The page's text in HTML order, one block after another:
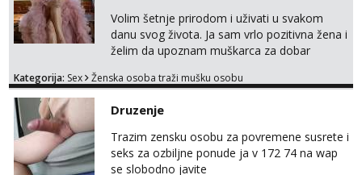
Volim šetnje prirodom i uživati u svakom
danu svog života. Ja sam vrlo pozitivna žena i
želim da upoznam muškarca za dobar
na link ispod i nadji me tamo, cekam te!
Kategorija: Sex Ženska osoba traži mušku osobu
Druzenje
Trazim zensku osobu za povremene susrete i
seks za ozbiljne ponude ja v 172 74 na wap
se slobodno javite